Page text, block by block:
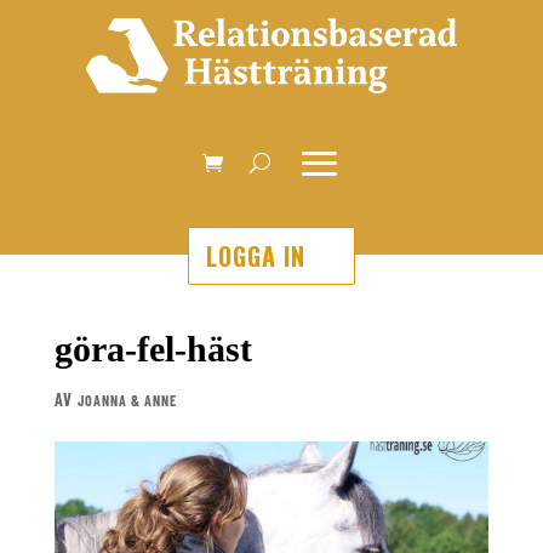
LOGGA IN
göra-fel-häst
AV JOANNA & ANNE